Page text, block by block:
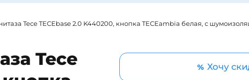
Tece TECEbase 2.0 K440200, кнопка TECEambia белая, с
Tece
% Хочу